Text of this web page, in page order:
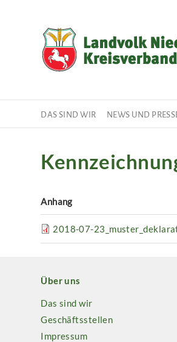
DAS SIND WIR NEWS UND
Anhang
2018-07-
Über uns
Das sind wir
Geschäftsstellen
Impressum